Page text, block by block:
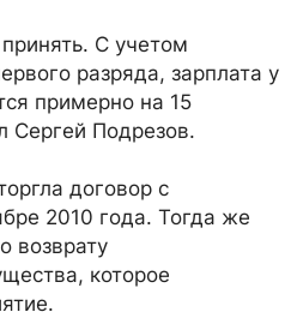
С учетом
разряда, зарплата у
примерно на 15
Сергей Подрезов.
договор с
2010 года. Тогда же
возврату
которое